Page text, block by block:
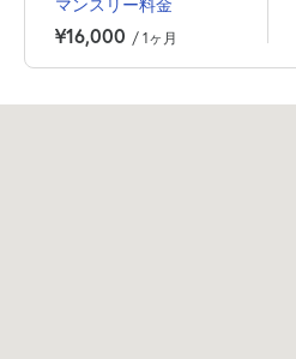
マンスリー料金
¥16,000 / 1ヶ月